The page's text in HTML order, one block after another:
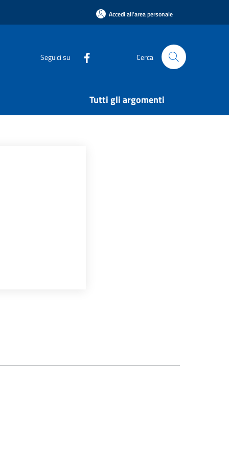
Accedi all'area personale
Seguici su Cerca
Tutti gli argomenti